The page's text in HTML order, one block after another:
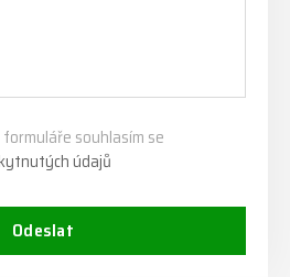
souhlasím se
údajů
Odeslat